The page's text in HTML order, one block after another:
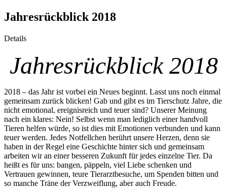
Jahresrückblick 2018
Details
Jahresrückblick 2018
2018 – das Jahr ist vorbei ein Neues beginnt. Lasst uns noch einmal
gemeinsam zurück blicken! Gab und gibt es im Tierschutz Jahre, die
nicht emotional, ereignisreich und teuer sind? Unserer Meinung
nach ein klares: Nein! Selbst wenn man lediglich einer handvoll
Tieren helfen würde, so ist dies mit Emotionen verbunden und kann
teuer werden. Jedes Notfellchen berührt unsere Herzen, denn sie
haben in der Regel eine Geschichte hinter sich und gemeinsam
arbeiten wir an einer besseren Zukunft für jedes einzelne Tier. Da
heißt es für uns: bangen, päppeln, viel Liebe schenken und
Vertrauen gewinnen, teure Tierarztbesuche, um Spenden bitten und
so manche Träne der Verzweiflung, aber auch Freude.